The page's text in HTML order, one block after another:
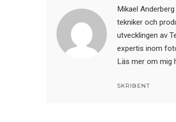
Mikael
tekniker och
utvecklingen av
expertis inom
Läs mer om mig
SKRIBENT